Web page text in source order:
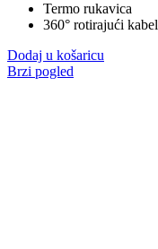
Termo rukavica
360° rotirajući kabel
Dodaj u košaricu
Brzi pogled